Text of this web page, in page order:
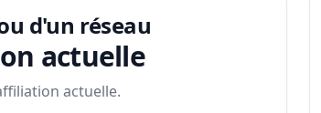
d'un réseau
actuelle
actuelle.